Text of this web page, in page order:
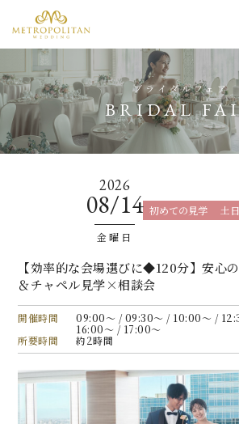
ブライダルフェア
BRIDAL
2026
08/14
金曜日
初めての見学 土
【効率的な会場選びに◆120分】安心
＆チャペル見学×相談会
開催時間
09:00〜 / 09:30〜 / 10:00〜 /
16:00〜 / 17:00〜
所要時間
約2時間